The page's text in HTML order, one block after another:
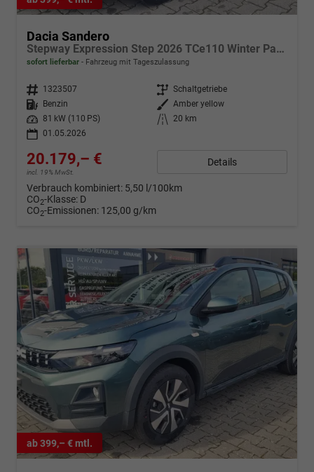
Dacia Sandero
Stepway Expression Step 2026 TCe110 Winter Paket
sofort lieferbar Fahrzeug mit Tageszulassung
Fahrzeugnr. 1323507 Getriebe Schaltgetriebe
Kraftstoff
Benzin Außenfarbe Amber yellow
Leistung
81 kW (110 PS) Kilometerstand
20 km
01.05.2026
20.179,– €
incl. 19% MwSt.
Details
Verbrauch kombiniert: 5,50 l/100km
CO2-Klasse: D
CO2-Emissionen: 125,00 g/km
ab 399,– € mtl.